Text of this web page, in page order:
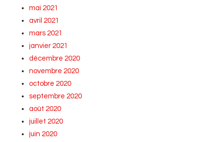
mai 2021
avril 2021
mars 2021
janvier 2021
décembre 2020
novembre 2020
octobre 2020
septembre 2020
août 2020
juillet 2020
juin 2020